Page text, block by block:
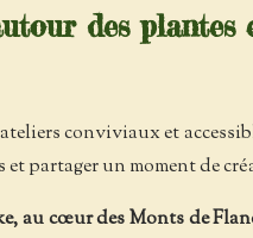
des plantes
conviviaux et
et partager un moment de
au cœur des Monts de